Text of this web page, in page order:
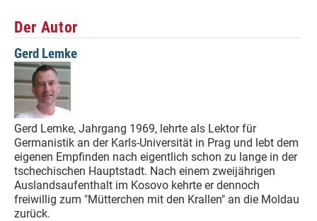
Der Autor
Gerd Lemke
Gerd Lemke, Jahrgang 1969, lehrte als Lektor für
Germanistik an der Karls-Universität in Prag und lebt dem
eigenen Empfinden nach eigentlich schon zu lange in der
tschechischen Hauptstadt. Nach einem zweijährigen
Auslandsaufenthalt im Kosovo kehrte er dennoch
freiwillig zum "Mütterchen mit den Krallen" an die Moldau
zurück.